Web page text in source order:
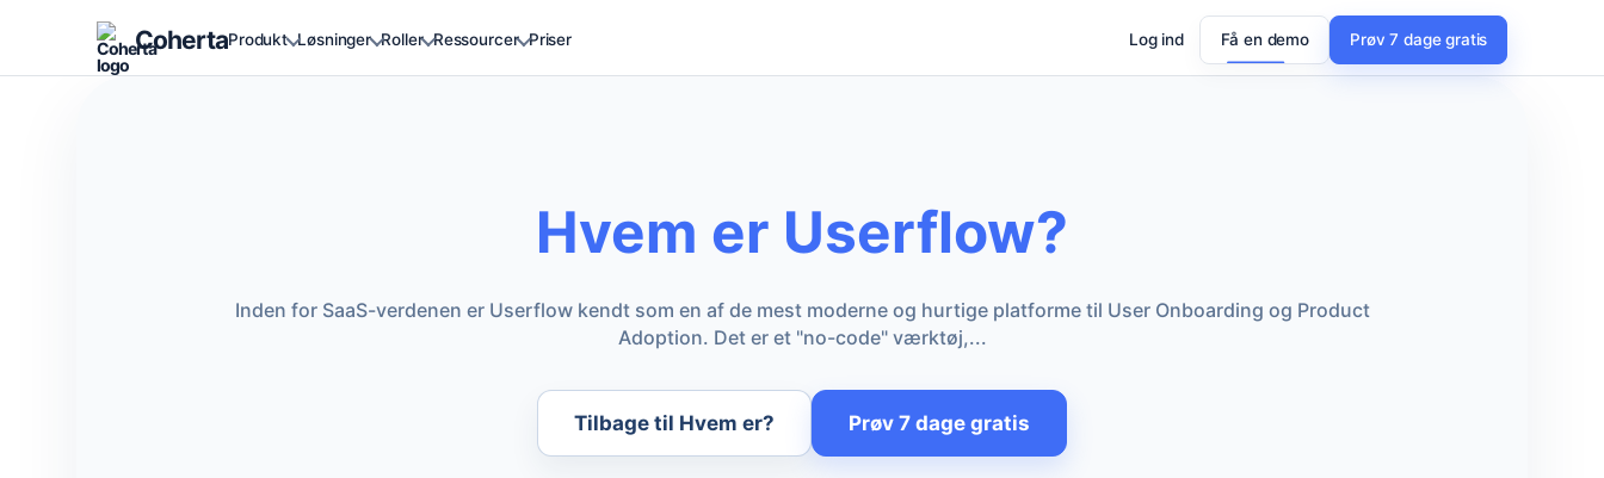
CohertaProdukt Løsninger Roller Ressourcer Priser Log ind Få en demo Prøv 7 dage gratis
Hvem er Userflow?
Inden for SaaS-verdenen er Userflow kendt som en af de mest moderne og hurtige platforme til User Onboarding og Product
Adoption. Det er et "no-code" værktøj,...
Tilbage til Hvem er? Prøv 7 dage gratis